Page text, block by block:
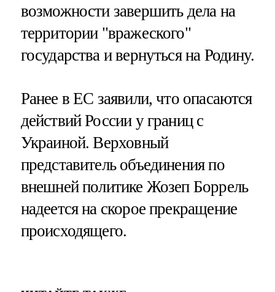
возможности завершить дела на
территории "вражеского"
государства и вернуться на Родину.
Ранее в ЕС заявили, что опасаются
действий России у границ с
Украиной. Верховный
представитель объединения по
внешней политике Жозеп Боррель
надеется на скорое прекращение
происходящего.